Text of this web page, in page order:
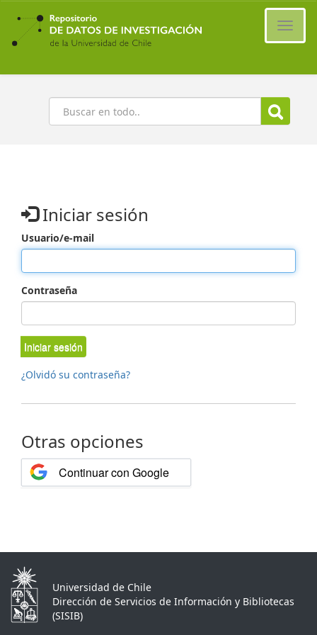
Ir
contenido
principal
Buscar
Iniciar sesión
Usuario/e-mail
Contraseña
Iniciar sesión
¿Olvidó su contraseña?
Otras opciones
Continuar con Google
Universidad de Chile
Dirección de Servicios de Información y Bibliotecas
(SISIB)